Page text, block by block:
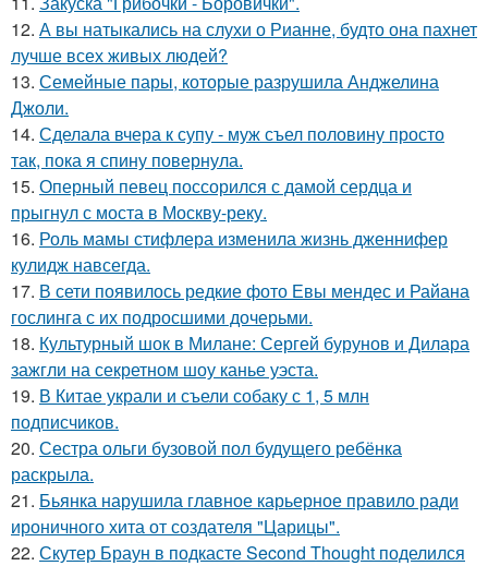
12. А вы натыкались на слухи о Рианне, будто она пахнет
лучше всех живых людей?
13. Семейные пары, которые разрушила Анджелина
Джоли.
14. Сделала вчера к супу - муж съел половину просто
так, пока я спину повернула.
15. Оперный певец поссорился с дамой сердца и
прыгнул с моста в Москву-реку.
16. Роль мамы стифлера изменила жизнь дженнифер
кулидж навсегда.
17. В сети появилось редкие фото Евы мендес и Райана
гослинга с их подросшими дочерьми.
18. Культурный шок в Милане: Сергей бурунов и Дилара
зажгли на секретном шоу канье уэста.
19. В Китае украли и съели собаку с 1, 5 млн
подписчиков.
20. Сестра ольги бузовой пол будущего ребёнка
раскрыла.
21. Бьянка нарушила главное карьерное правило ради
ироничного хита от создателя "Царицы".
22. Скутер Браун в подкасте Second Thought поделился